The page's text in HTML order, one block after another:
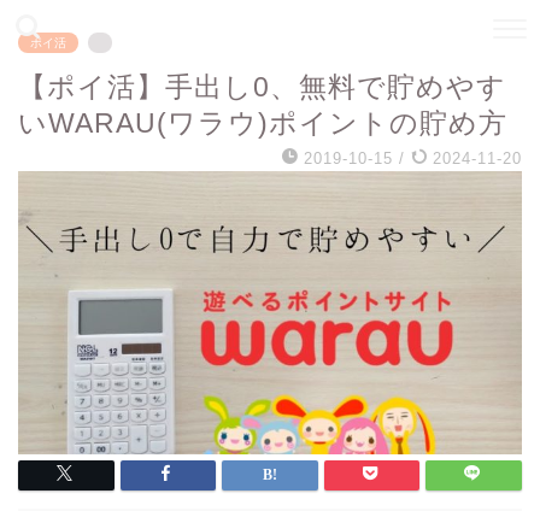
ポイ活
【ポイ活】手出し0、無料で貯めやす
いWARAU(ワラウ)ポイントの貯め方
2019-10-15 / 2024-11-20